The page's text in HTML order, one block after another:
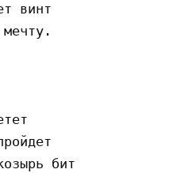
винт
бит